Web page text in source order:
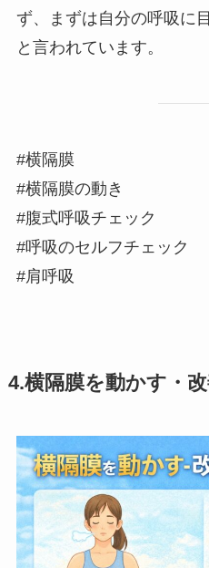
ず、まずは自分の呼吸に
と言われています。
#横隔膜
#横隔膜の動き
#腹式呼吸チェック
#呼吸のセルフチェック
#肩呼吸
4.横隔膜を動かす・